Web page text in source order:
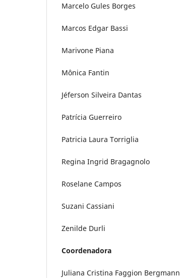
Marcelo Gules Borges
Marcos Edgar Bassi
Marivone Piana
Mônica Fantin
Jéferson Silveira Dantas
Patrícia Guerreiro
Patricia Laura Torriglia
Regina Ingrid Bragagnolo
Roselane Campos
Suzani Cassiani
Zenilde Durli
Coordenadora
Juliana Cristina Faggion Bergmann